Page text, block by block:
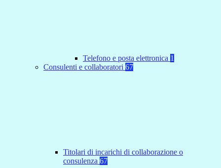
Telefono e posta elettronica 1
Consulenti e collaboratori 67
Titolari di incarichi di collaborazione o
consulenza 67